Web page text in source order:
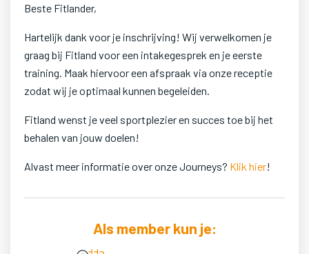
Beste Fitlander,
Hartelijk dank voor je inschrijving! Wij verwelkomen je
graag bij Fitland voor een intakegesprek en je eerste
training. Maak hiervoor een afspraak via onze receptie
zodat wij je optimaal kunnen begeleiden.
Fitland wenst je veel sportplezier en succes toe bij het
behalen van jouw doelen!
Alvast meer informatie over onze Journeys? Klik hier!
Als member kun je: